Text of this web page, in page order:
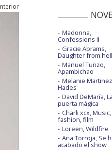
Madonna,
Confessions II
Gracie Abrams,
Daughter from hell
Manuel Turizo,
Apambichao
Melanie
Hades
David DeMaría, La
puerta mágica
Charli xcx, Music,
fashion, film
Loreen, Wildfire
Ana Torroja, Se
acabado el show